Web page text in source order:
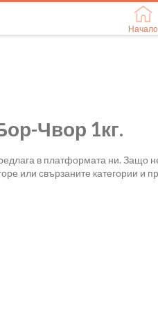
Начало
Чвор 1кг.
в платформата ни. Защо
или свързаните категории и